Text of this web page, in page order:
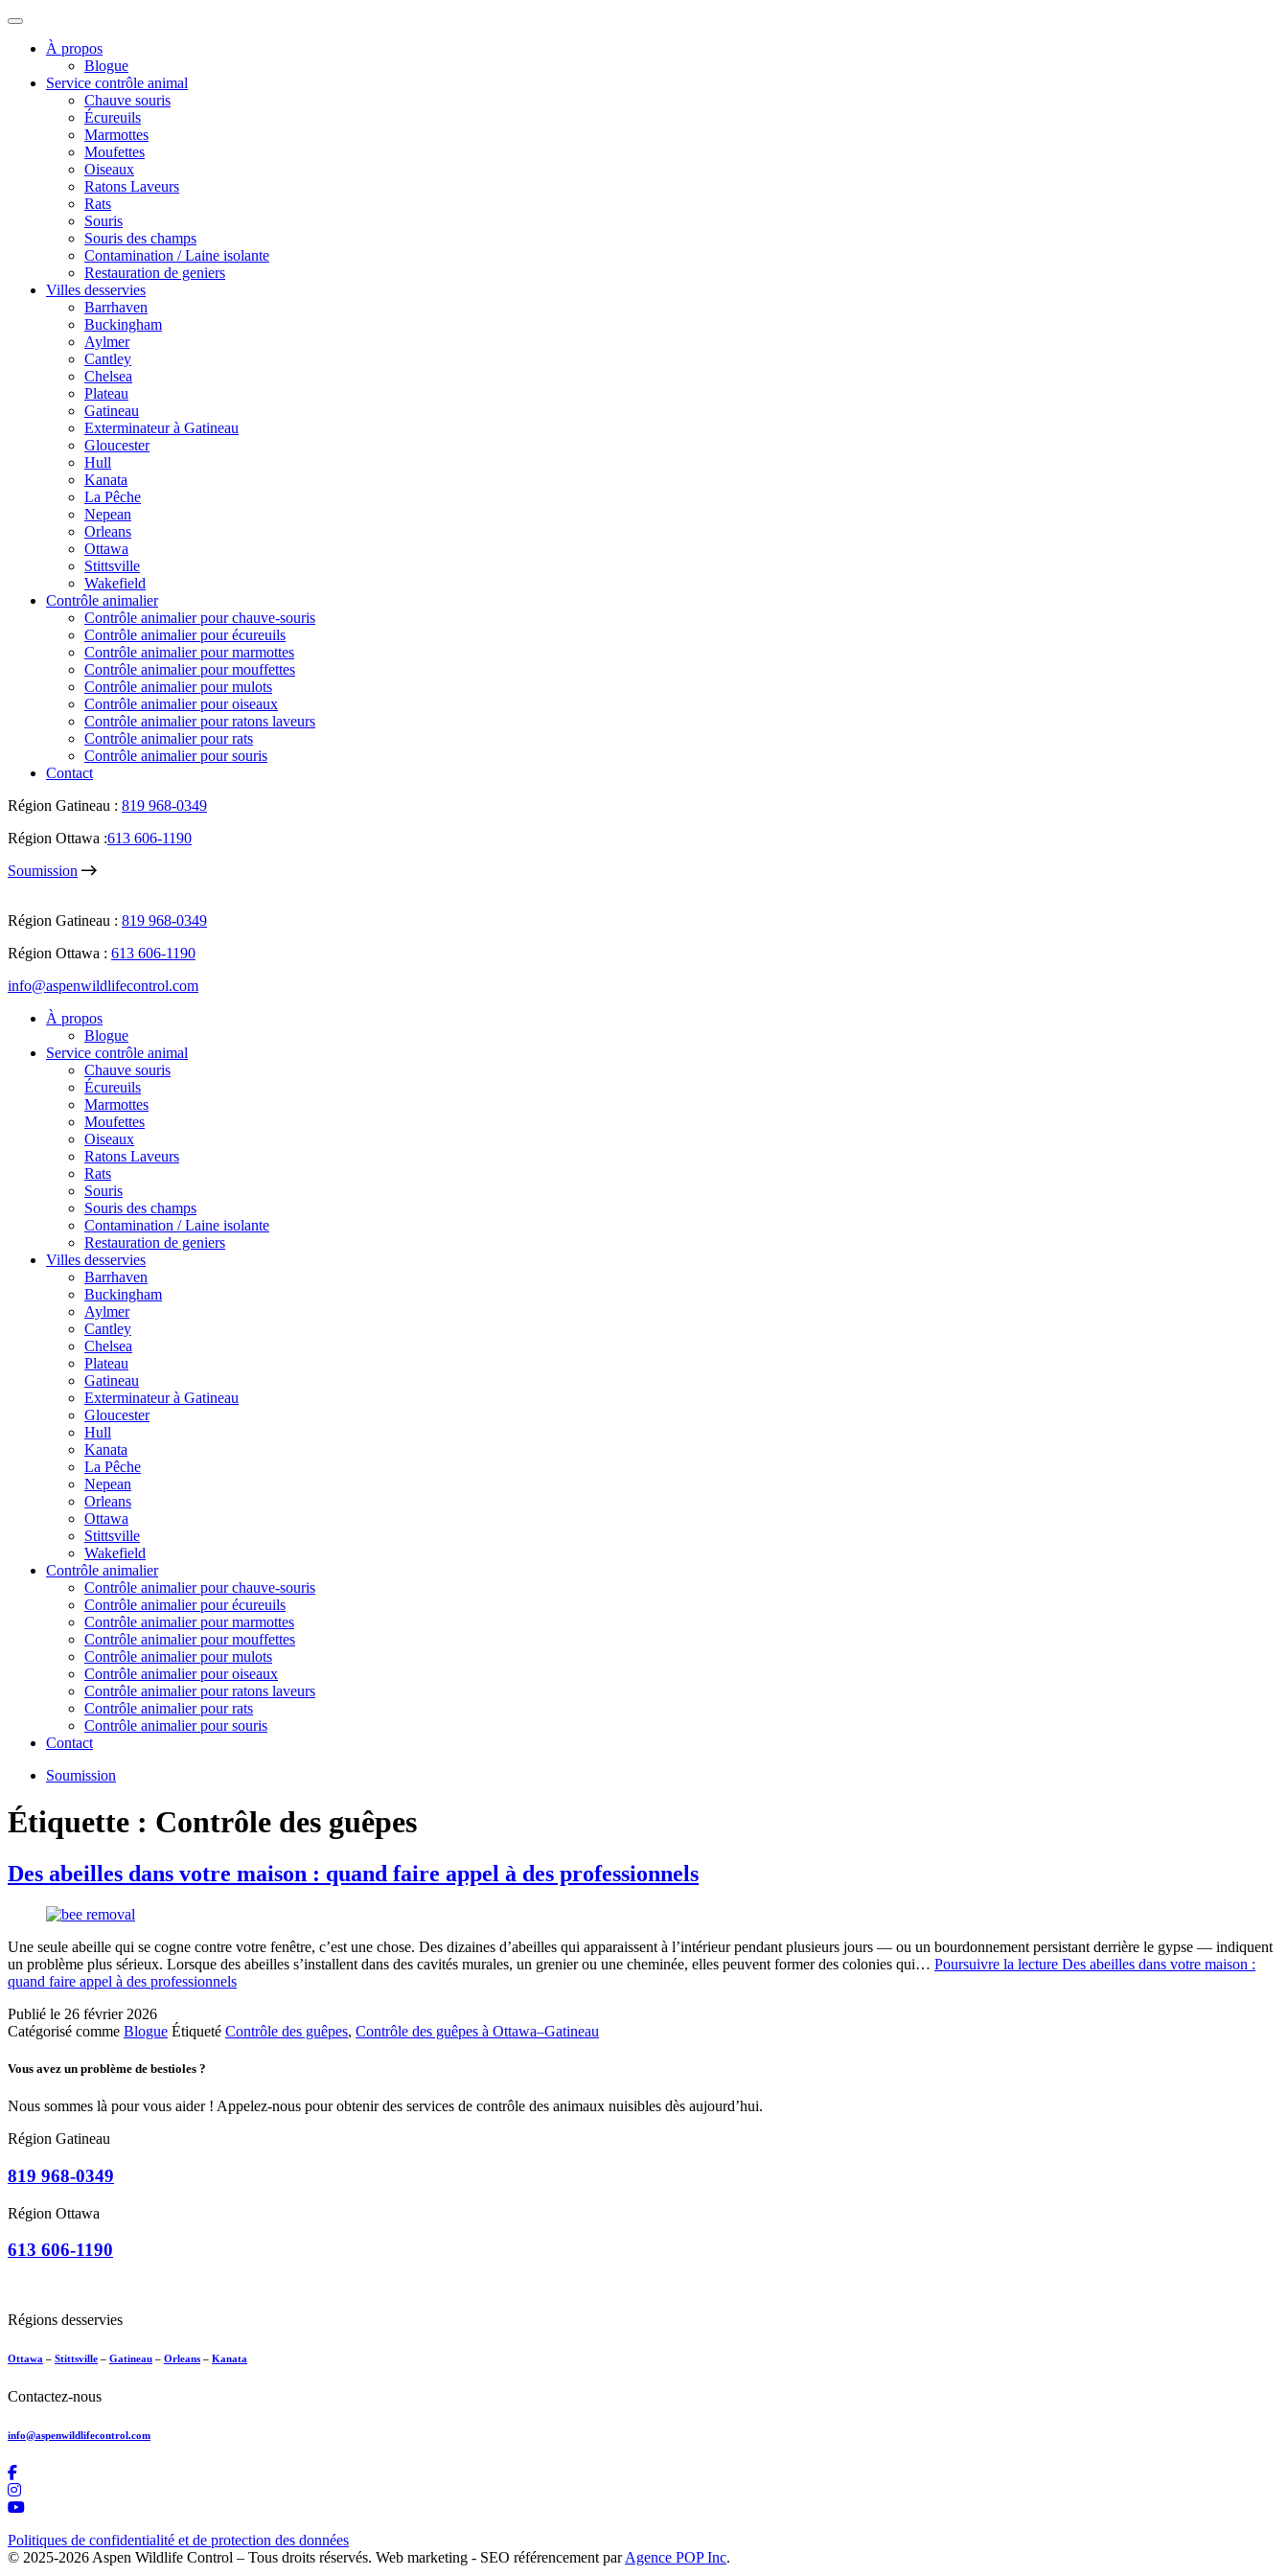
À propos
Blogue
Service contrôle animal
Chauve souris
Écureuils
Marmottes
Moufettes
Oiseaux
Ratons Laveurs
Rats
Souris
Souris des champs
Contamination / Laine isolante
Restauration de geniers
Villes desservies
Barrhaven
Buckingham
Aylmer
Cantley
Chelsea
Plateau
Gatineau
Exterminateur à Gatineau
Gloucester
Hull
Kanata
La Pêche
Nepean
Orleans
Ottawa
Stittsville
Wakefield
Contrôle animalier
Contrôle animalier pour chauve-souris
Contrôle animalier pour écureuils
Contrôle animalier pour marmottes
Contrôle animalier pour mouffettes
Contrôle animalier pour mulots
Contrôle animalier pour oiseaux
Contrôle animalier pour ratons laveurs
Contrôle animalier pour rats
Contrôle animalier pour souris
Contact
Région Gatineau : 819 968-0349
Région Ottawa :613 606-1190
Soumission
Région Gatineau : 819 968-0349
Région Ottawa : 613 606-1190
info@aspenwildlifecontrol.com
À propos
Blogue
Service contrôle animal
Chauve souris
Écureuils
Marmottes
Moufettes
Oiseaux
Ratons Laveurs
Rats
Souris
Souris des champs
Contamination / Laine isolante
Restauration de geniers
Villes desservies
Barrhaven
Buckingham
Aylmer
Cantley
Chelsea
Plateau
Gatineau
Exterminateur à Gatineau
Gloucester
Hull
Kanata
La Pêche
Nepean
Orleans
Ottawa
Stittsville
Wakefield
Contrôle animalier
Contrôle animalier pour chauve-souris
Contrôle animalier pour écureuils
Contrôle animalier pour marmottes
Contrôle animalier pour mouffettes
Contrôle animalier pour mulots
Contrôle animalier pour oiseaux
Contrôle animalier pour ratons laveurs
Contrôle animalier pour rats
Contrôle animalier pour souris
Contact
Soumission
Étiquette : Contrôle des guêpes
Des abeilles dans votre maison : quand faire appel à des professionnels
Une seule abeille qui se cogne contre votre fenêtre, c’est une chose. Des dizaines d’abeilles qui apparaissent à l’intérieur pendant plusieurs jours — ou un bourdonnement persistant derrière le gypse — indiquent
un problème plus sérieux. Lorsque des abeilles s’installent dans des cavités murales, un grenier ou une cheminée, elles peuvent former des colonies qui… Poursuivre la lecture Des abeilles dans votre maison :
quand faire appel à des professionnels
Publié le 26 février 2026
Catégorisé comme Blogue Étiqueté Contrôle des guêpes, Contrôle des guêpes à Ottawa–Gatineau
Vous avez un problème de bestioles ?
Nous sommes là pour vous aider ! Appelez-nous pour obtenir des services de contrôle des animaux nuisibles dès aujourd’hui.
Région Gatineau
819 968-0349
Région Ottawa
613 606-1190
Régions desservies
Ottawa – Stittsville – Gatineau – Orleans – Kanata
Contactez-nous
info@aspenwildlifecontrol.com
Politiques de confidentialité et de protection des données
© 2025-2026 Aspen Wildlife Control – Tous droits réservés. Web marketing - SEO référencement parAgence POP Inc.